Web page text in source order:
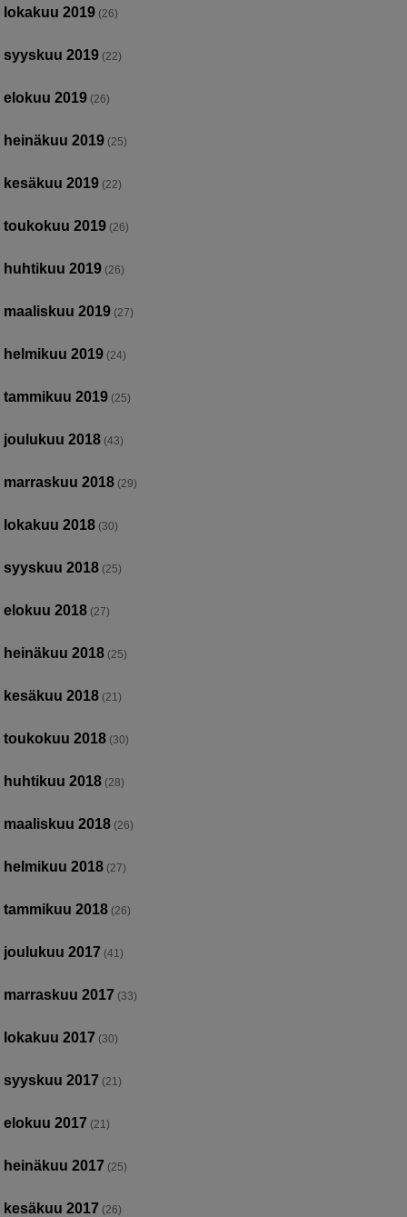
lokakuu 2019 (26)
syyskuu 2019 (22)
elokuu 2019 (26)
heinäkuu 2019 (25)
kesäkuu 2019 (22)
toukokuu 2019 (26)
huhtikuu 2019 (26)
maaliskuu 2019 (27)
helmikuu 2019 (24)
tammikuu 2019 (25)
joulukuu 2018 (43)
marraskuu 2018 (29)
lokakuu 2018 (30)
syyskuu 2018 (25)
elokuu 2018 (27)
heinäkuu 2018 (25)
kesäkuu 2018 (21)
toukokuu 2018 (30)
huhtikuu 2018 (28)
maaliskuu 2018 (26)
helmikuu 2018 (27)
tammikuu 2018 (26)
joulukuu 2017 (41)
marraskuu 2017 (33)
lokakuu 2017 (30)
syyskuu 2017 (21)
elokuu 2017 (21)
heinäkuu 2017 (25)
kesäkuu 2017 (26)